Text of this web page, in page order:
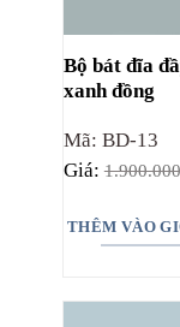
Bộ bát đĩa
xanh đồng
Mã: BD-13
Giá:1.900.000
THÊM VÀO